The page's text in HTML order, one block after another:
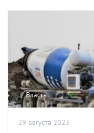
Власть
29 августа 2023